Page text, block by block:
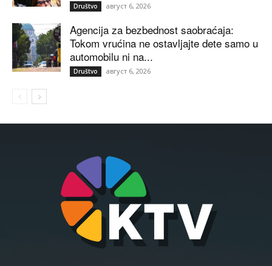
Društvo август 6, 2026
Agencija za bezbednost saobraćaja:
Tokom vrućina ne ostavljajte dete samo u
automobilu ni na...
Društvo август 6, 2026